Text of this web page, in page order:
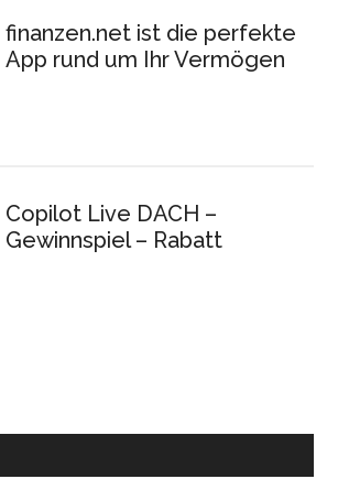
finanzen.net ist die perfekte
App rund um Ihr Vermögen
Copilot Live DACH –
Gewinnspiel – Rabatt